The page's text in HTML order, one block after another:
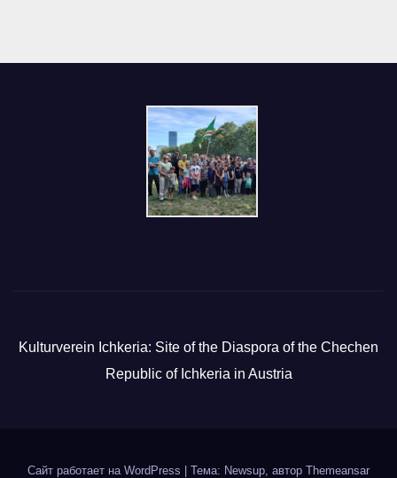
Kulturverein Ichkeria: Site of the Diaspora of the Chechen
Republic of Ichkeria in Austria
Сайт работает на WordPress | Тема: Newsup, автор Themeansar